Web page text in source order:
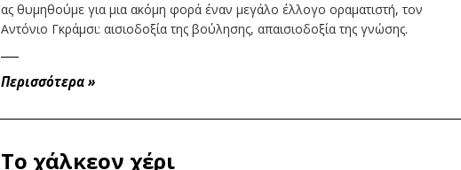
ας θυμηθούμε για μια ακόμη φορά έναν μεγάλο έλλογο οραματιστή, τον
Αντόνιο Γκράμσι: αισιοδοξία της βούλησης, απαισιοδοξία της γνώσης.
Περισσότερα»
Το χάλκεον χέρι